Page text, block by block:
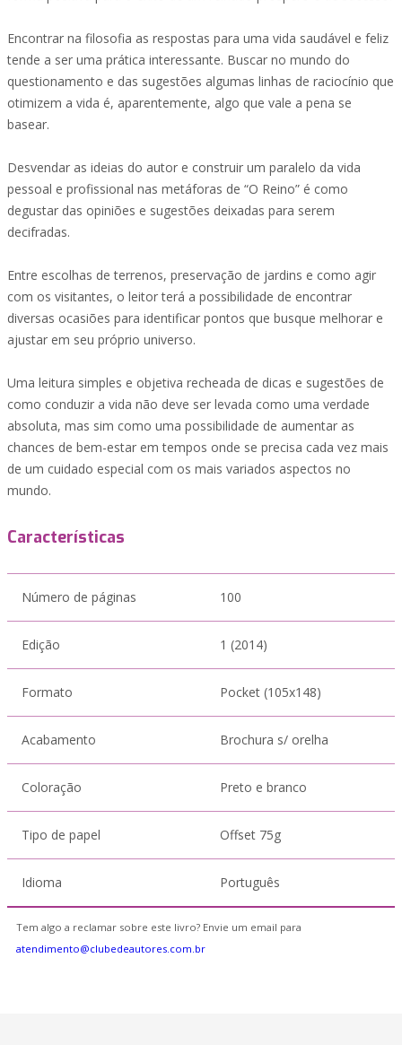
Encontrar na filosofia as respostas para uma vida saudável e feliz
tende a ser uma prática interessante. Buscar no mundo do
questionamento e das sugestões algumas linhas de raciocínio que
otimizem a vida é, aparentemente, algo que vale a pena se
basear.
Desvendar as ideias do autor e construir um paralelo da vida
pessoal e profissional nas metáforas de “O Reino” é como
degustar das opiniões e sugestões deixadas para serem
decifradas.
Entre escolhas de terrenos, preservação de jardins e como agir
com os visitantes, o leitor terá a possibilidade de encontrar
diversas ocasiões para identificar pontos que busque melhorar e
ajustar em seu próprio universo.
Uma leitura simples e objetiva recheada de dicas e sugestões de
como conduzir a vida não deve ser levada como uma verdade
absoluta, mas sim como uma possibilidade de aumentar as
chances de bem-estar em tempos onde se precisa cada vez mais
de um cuidado especial com os mais variados aspectos no
mundo.
Características
Número de páginas 100
Edição 1 (2014)
Formato Pocket (105x148)
Acabamento Brochura s/ orelha
Coloração Preto e branco
Tipo de papel Offset 75g
Idioma Português
Tem algo a reclamar sobre este livro? Envie um email para
atendimento@clubedeautores.com.br